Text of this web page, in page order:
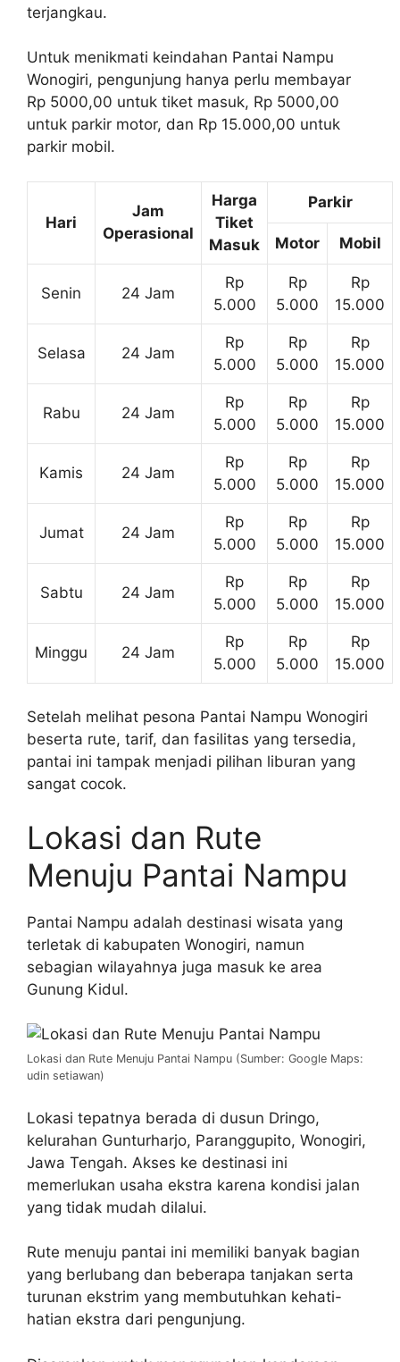
terjangkau.
Untuk menikmati keindahan Pantai Nampu
Wonogiri, pengunjung hanya perlu membayar
Rp 5000,00 untuk tiket masuk, Rp 5000,00
untuk parkir motor, dan Rp 15.000,00 untuk
parkir mobil.
Hari
Jam
Operasional
Harga
Tiket
Masuk
Parkir
Motor Mobil
Senin 24 Jam
Rp
5.000
Rp
5.000
Rp
15.000
Selasa 24 Jam
Rp
5.000
Rp
5.000
Rp
15.000
Rabu 24 Jam
Rp
5.000
Rp
5.000
Rp
15.000
Kamis 24 Jam
Rp
5.000
Rp
5.000
Rp
15.000
Jumat 24 Jam
Rp
5.000
Rp
5.000
Rp
15.000
Sabtu 24 Jam
Rp
5.000
Rp
5.000
Rp
15.000
Minggu 24 Jam
Rp
5.000
Rp
5.000
Rp
15.000
Setelah melihat pesona Pantai Nampu Wonogiri
beserta rute, tarif, dan fasilitas yang tersedia,
pantai ini tampak menjadi pilihan liburan yang
sangat cocok.
Lokasi dan Rute
Menuju Pantai Nampu
Pantai Nampu adalah destinasi wisata yang
terletak di kabupaten Wonogiri, namun
sebagian wilayahnya juga masuk ke area
Gunung Kidul.
Lokasi dan Rute Menuju Pantai Nampu (Sumber: Google Maps:
udin setiawan)
Lokasi tepatnya berada di dusun Dringo,
kelurahan Gunturharjo, Paranggupito, Wonogiri,
Jawa Tengah. Akses ke destinasi ini
memerlukan usaha ekstra karena kondisi jalan
yang tidak mudah dilalui.
Rute menuju pantai ini memiliki banyak bagian
yang berlubang dan beberapa tanjakan serta
turunan ekstrim yang membutuhkan kehati-
hatian ekstra dari pengunjung.